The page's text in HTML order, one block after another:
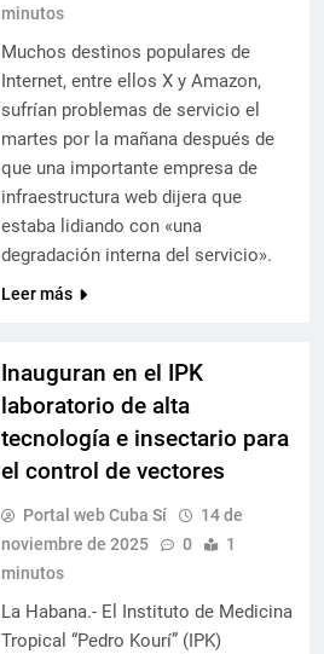
minutos
Muchos destinos populares de
Internet, entre ellos X y Amazon,
sufrían problemas de servicio el
martes por la mañana después de
que una importante empresa de
infraestructura web dijera que
estaba lidiando con «una
degradación interna del servicio».
Leer más
Inauguran en el IPK
laboratorio de alta
tecnología e insectario para
el control de vectores
Portal web Cuba Sí
14 de
noviembre de 2025
0
1
minutos
La Habana.- El Instituto de Medicina
Tropical “Pedro Kourí” (IPK)